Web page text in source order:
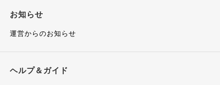
お知らせ
運営からのお知らせ
ヘルプ＆ガイド